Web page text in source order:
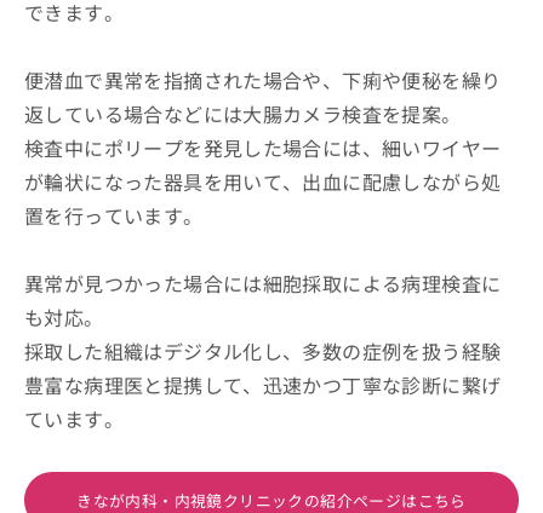
できます。
便潜血で異常を指摘された場合や、下痢や便秘を繰り
返している場合などには大腸カメラ検査を提案。
検査中にポリープを発見した場合には、細いワイヤー
が輪状になった器具を用いて、出血に配慮しながら処
置を行っています。
異常が見つかった場合には細胞採取による病理検査に
も対応。
採取した組織はデジタル化し、多数の症例を扱う経験
豊富な病理医と提携して、迅速かつ丁寧な診断に繋げ
ています。
きなが内科・内視鏡クリニックの紹介ページはこちら